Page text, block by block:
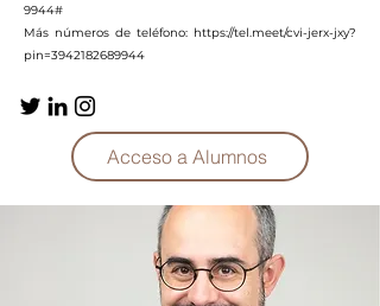
9944‬#
Más números de teléfono: https://tel.meet/cvi-jerx-jxy?
pin=3942182689944
Acceso a Alumnos